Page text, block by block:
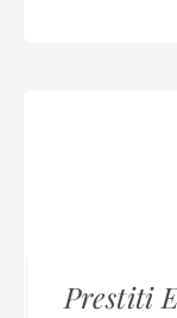
Prestiti